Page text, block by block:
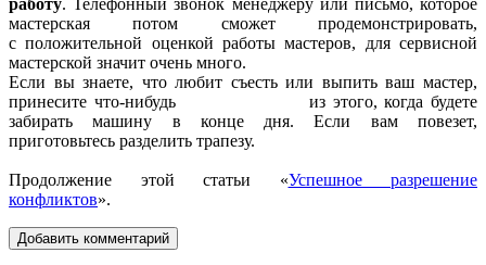
работу. Телефонный звонок менеджеру или письмо, которое
мастерская потом сможет продемонстрировать,
с положительной оценкой работы мастеров, для сервисной
мастерской значит очень много.
Если вы знаете, что любит съесть или выпить ваш мастер,
принесите что-нибудьиз этого, когда будете
забирать машину в конце дня. Если вам повезет,
приготовьтесь разделить трапезу.
Продолжение этой статьи «Успешное разрешение
конфликтов».
Добавить комментарий